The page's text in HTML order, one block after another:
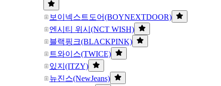
보이넥스트도어(BOYNEXTDOOR)
엔시티 위시(NCT WISH)
블랙핑크(BLACKPINK)
트와이스(TWICE)
있지(ITZY)
뉴진스(NewJeans)